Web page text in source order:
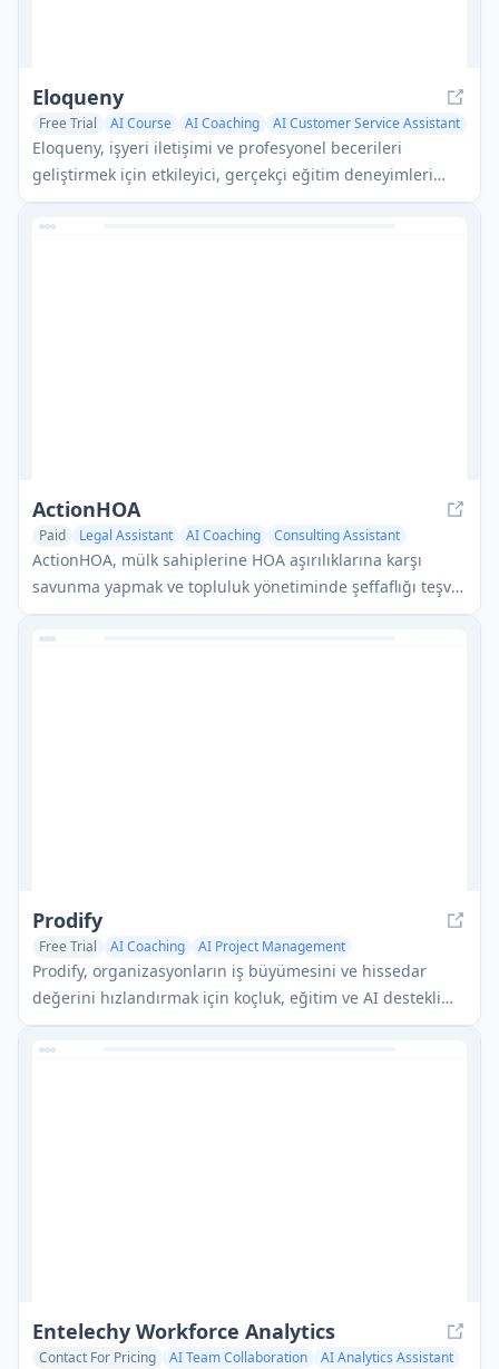
Eloqueny
Free Trial AI Course AI Coaching AI Customer Service Assistant
Eloqueny, işyeri iletişimi ve profesyonel becerileri
geliştirmek için etkileyici, gerçekçi eğitim deneyimleri
sunmak amacıyla AI ve dijital insanları kullanan yenilikçi
bir kurumsal eğitim platformudur.
ActionHOA
Paid Legal Assistant AI Coaching Consulting Assistant
ActionHOA, mülk sahiplerine HOA aşırılıklarına karşı
savunma yapmak ve topluluk yönetiminde şeffaflığı teşvik
etmek için araçlar, eğitim ve uzman rehberlik sağlayan AI
destekli bir platformdur.
Prodify
Free Trial AI Coaching
AI Project Management
Consulting Assistant
Prodify, organizasyonların iş büyümesini ve hissedar
değerini hızlandırmak için koçluk, eğitim ve AI destekli
çözümler aracılığıyla ürün odaklı hale gelmelerine
yardımcı olan bir ürün yönetimi danışmanlık firmasıdır.
Entelechy Workforce Analytics
Contact For Pricing AI Team Collaboration
AI Analytics Assistant